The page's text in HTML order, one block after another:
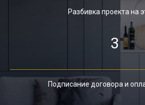
Разбивка проекта на
3
Подписание договора и